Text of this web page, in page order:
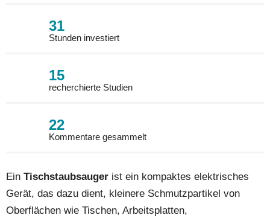
31
Stunden investiert
15
recherchierte Studien
22
Kommentare gesammelt
Ein Tischstaubsauger ist ein kompaktes elektrisches
Gerät, das dazu dient, kleinere Schmutzpartikel von
Oberflächen wie Tischen, Arbeitsplatten,